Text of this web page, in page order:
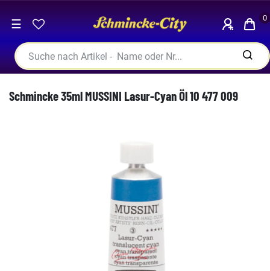
☰ 0
Schmincke 35ml MUSSINI Lasur-Cyan Öl 10 477 009